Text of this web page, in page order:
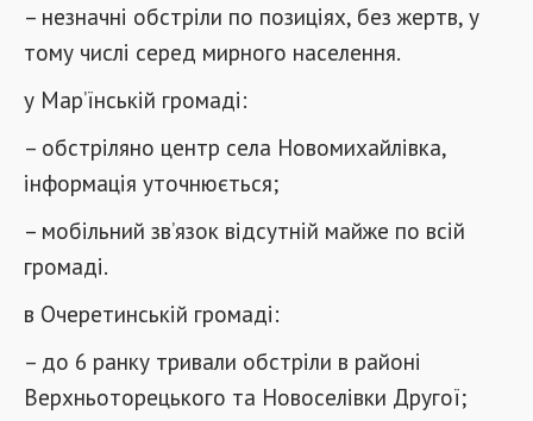
– незначні обстріли по позиціях, без жертв, у
тому числі серед мирного населення.
у Мар’їнській громаді:
– обстріляно центр села Новомихайлівка,
інформація уточнюється;
– мобільний зв’язок відсутній майже по всій
громаді.
в Очеретинській громаді:
– до 6 ранку тривали обстріли в районі
Верхньоторецького та Новоселівки Другої;